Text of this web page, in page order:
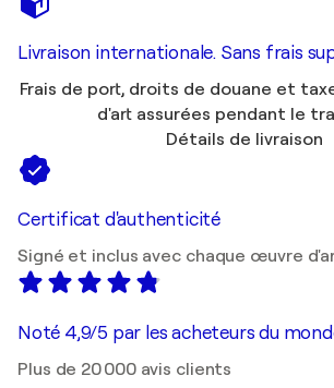
Livraison internationale. Sans frais
Frais de port, droits de douane et
d'art assurées pendant le
Détails de livraison
Certificat d'authenticité
Signé et inclus avec chaque œuvre
Noté 4,9/5 par les acheteurs du
Plus de 20 000 avis clients